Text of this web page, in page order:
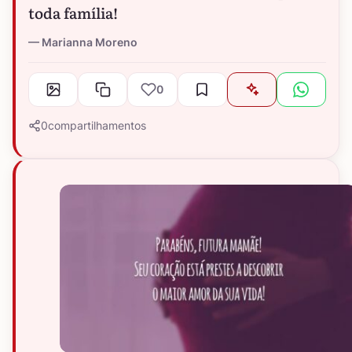
toda família!
Marianna Moreno
0
0compartilhamentos